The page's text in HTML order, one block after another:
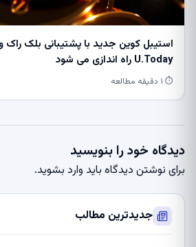
استیبل کوین جدید با پشتیبانی بلک راک و
U.Today راه اندازی می شود
⏱ ۱ دقیقه مطالعه
دیدگاه خود را بنویسید
برای نوشتن دیدگاه باید وارد بشوید.
جدیدترین مطالب